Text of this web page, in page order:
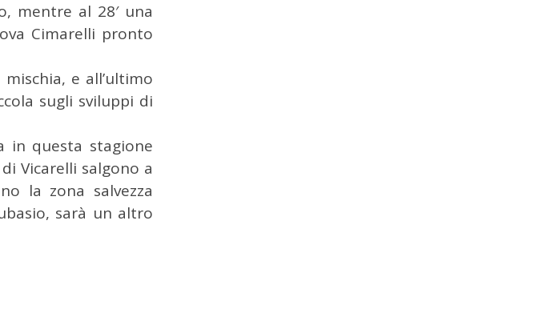
mentre al 28′ una
Cimarelli pronto
e all’ultimo
sugli sviluppi di
in questa stagione
Vicarelli salgono a
la zona salvezza
sarà un altro